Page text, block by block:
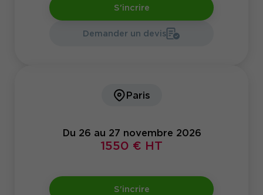
S'incrire
Demander un devis
Paris
Du 26 au 27 novembre 2026
1550 € HT
S'incrire